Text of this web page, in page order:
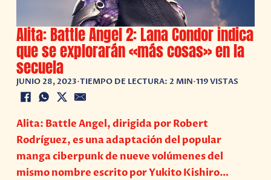
Alita: Battle Angel 2: Lana Condor indica
que se explorarán «más cosas» en la
secuela
JUNIO 28, 2023•TIEMPO DE LECTURA: 2 MIN•119 VISTAS
Alita: Battle Angel, dirigida por Robert
Rodríguez, es una adaptación del popular
manga ciberpunk de nueve volúmenes del
mismo nombre escrito por Yukito Kishiro…